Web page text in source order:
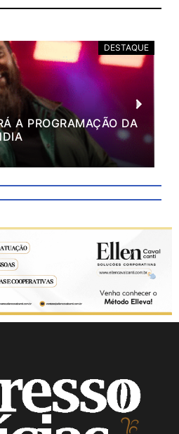
DESTAQUE
A PROGRAMAÇÃO DA